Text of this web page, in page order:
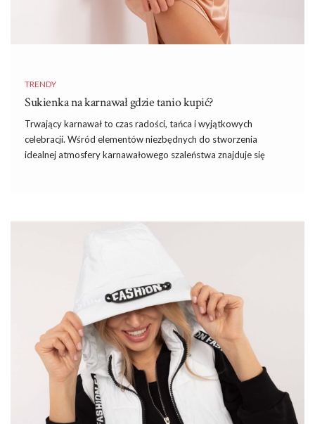
TRENDY
Sukienka na karnawał gdzie tanio kupić?
Trwający karnawał to czas radości, tańca i wyjątkowych
celebracji. Wśród elementów niezbędnych do stworzenia
idealnej atmosfery karnawałowego szaleństwa znajduje się
elegancją i pewnością siebie w tym wyjątkowym czasie!
Dlaczego sukienka koktajlowa to
najlepszy wybór na karnawałowe zabawy?
Sukienka koktajlowa jest niekwestionowaną gwiazdą każdego
karnawału, zachwycając swoim wyrafinowaniem i subtelnym
urokiem. To niezwykłe ubranie, które nie tylko podkreśla
sylwetkę, ale również …